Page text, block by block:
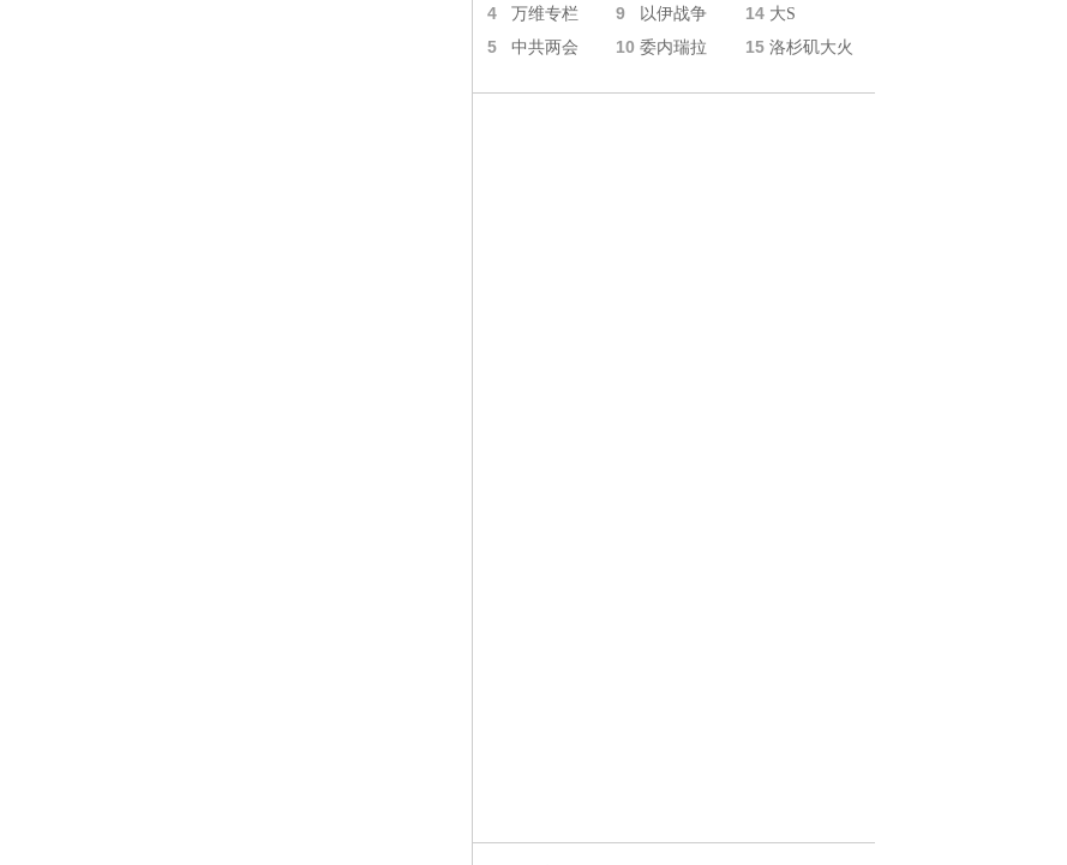
4 万维专栏 9 以伊战争 14 大S
5 中共两会 10 委内瑞拉 15 洛杉矶大火